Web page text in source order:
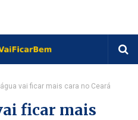
vai ficar mais cara no Ceará
ficar mais